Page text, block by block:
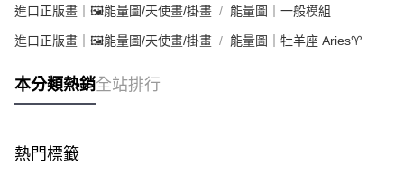
進口正版畫｜🖼️能量圖/天使畫/掛畫 能量圖｜一般模組
進口正版畫｜🖼️能量圖/天使畫/掛畫 能量圖｜牡羊座 Aries♈
本分類熱銷全站排行
熱門標籤